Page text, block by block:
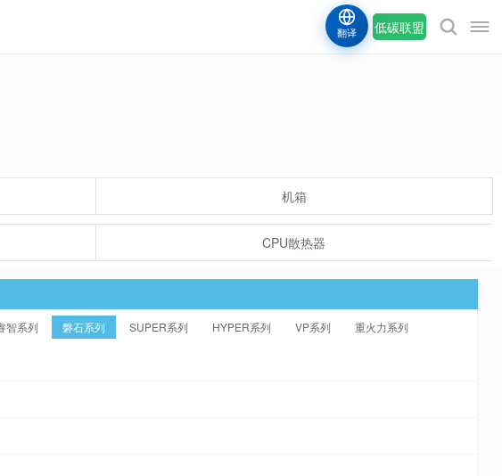
低碳联盟
翻译
机箱
CPU散热器
智系列 磐石系列 SUPER系列 HYPER系列 VP系列 重火力系列